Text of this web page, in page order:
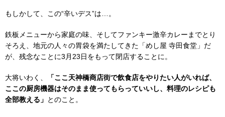
もしかして、この“辛いデス”は…。
鉄板メニューから家庭の味、そしてファンキー激辛カレーまでとり
そろえ、地元の人々の胃袋を満たしてきた「めし屋 寺田食堂」だ
が、残念なことに3月23日をもって閉店することに。
大将いわく、
「ここ天神橋商店街で飲食店をやりたい人がいれば、
ここの厨房機器はそのまま使ってもらっていいし、料理のレシピも
全部教える」 とのこと。